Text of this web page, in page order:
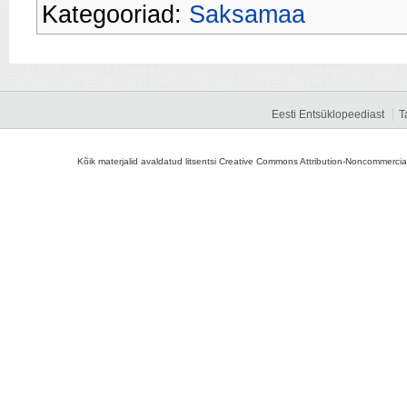
Kategooriad: Saksamaa
Eesti Entsüklopeediast
Kõik materjalid avaldatud litsentsi Creative Commons Attribution-